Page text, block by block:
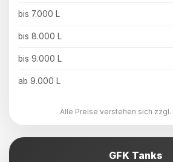
bis 7.000 L
bis 8.000 L
bis 9.000 L
ab 9.000 L
Alle Preise verstehen sich zzgl.
GFK Tanks